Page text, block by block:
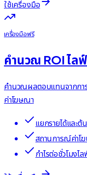
ใช้เครื่องมือ
เครื่องมือฟรี
คำนวณ ROI ไล
คำนวณผลตอบแทนจากกา
ค่าโฆษณา
แยกรายได้และต้
สถานการณ์ค่าโ
กำไรต่อชั่วโมงไ